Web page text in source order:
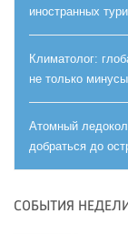
иностранных
Климатолог:
не только
Атомный
добраться до
СОБЫТИЯ НЕДЕЛИ